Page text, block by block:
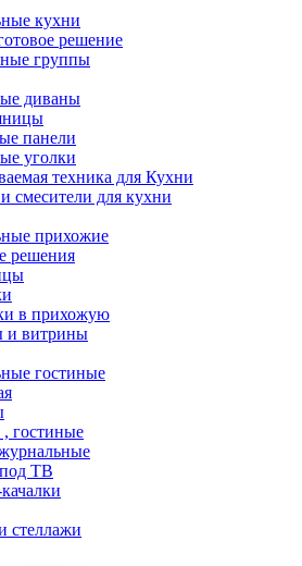
кухни
решение
группы
диваны
панели
уголки
техника для Кухни
смесители для кухни
прихожие
решения
в прихожую
и витрины
гостиные
гостиные
ТВ
стеллажи